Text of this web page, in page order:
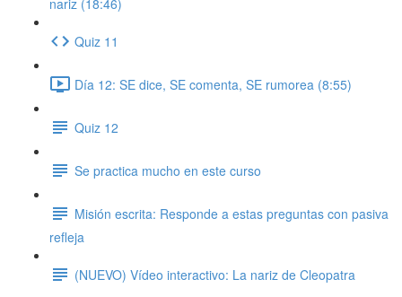
nariz (18:46)
Quiz 11
Día 12: SE dice, SE comenta, SE rumorea (8:55)
Quiz 12
Se practica mucho en este curso
Misión escrita: Responde a estas preguntas con pasiva
refleja
(NUEVO) Vídeo interactivo: La nariz de Cleopatra